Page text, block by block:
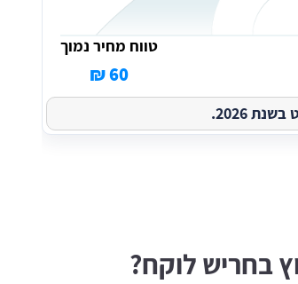
טווח מחיר נמוך
60 ₪
2026.
בחריש לוקח?